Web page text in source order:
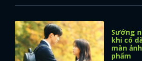
Sướng
khi có
màn
phẩm